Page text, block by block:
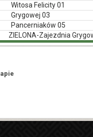
Witosa Felicity 01
Grygowej 03
Pancerniaków 05
ZIELONA-Zajezdnia